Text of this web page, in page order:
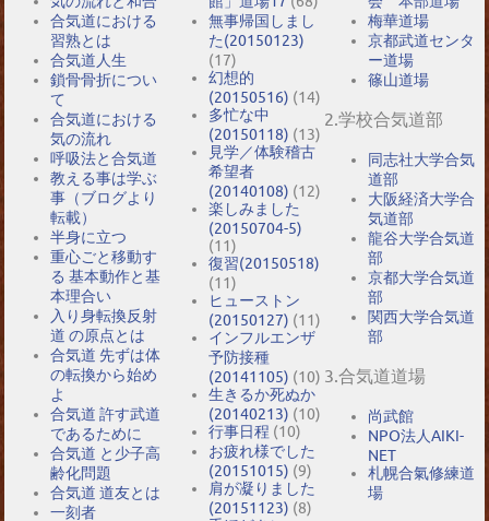
合気道における
習熟とは
合気道人生
鎖骨骨折につい
て
合気道における
気の流れ
呼吸法と合気道
教える事は学ぶ
事（ブログより
転載）
半身に立つ
重心ごと移動す
る 基本動作と基
本理合い
入り身転換反射
道 の原点とは
合気道 先ずは体
の転換から始め
よ
合気道 許す武道
であるために
合気道 と少子高
齢化問題
合気道 道友とは
一刻者
無事帰国しまし
た(20150123)
(17)
幻想的
(20150516) (14)
多忙な中
(20150118) (13)
見学／体験稽古
希望者
(20140108) (12)
楽しみました
(20150704-5)
(11)
復習(20150518)
(11)
ヒューストン
(20150127) (11)
インフルエンザ
予防接種
(20141105) (10)
生きるか死ぬか
(20140213) (10)
行事日程 (10)
お疲れ様でした
(20151015) (9)
肩が凝りました
(20151123) (8)
梅華道場
京都武道センタ
ー道場
篠山道場
2.学校合気道部
同志社大学合気
道部
大阪経済大学合
気道部
龍谷大学合気道
部
京都大学合気道
部
関西大学合気道
部
3.合気道道場
尚武館
NPO法人AIKI-
NET
札幌合氣修練道
場